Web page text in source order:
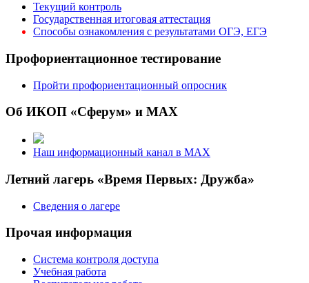
Текущий контроль
Государственная итоговая аттестация
Способы ознакомления с результатами ОГЭ, ЕГЭ
Профориентационное тестирование
Пройти профориентационный опросник
Об ИКОП «Сферум» и MAX
Наш информационный канал в MAX
Летний лагерь «Время Первых: Дружба»
Сведения о лагере
Прочая информация
Система контроля доступа
Учебная работа